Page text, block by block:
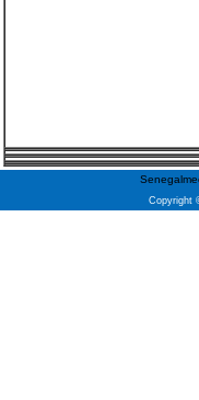
Copyright